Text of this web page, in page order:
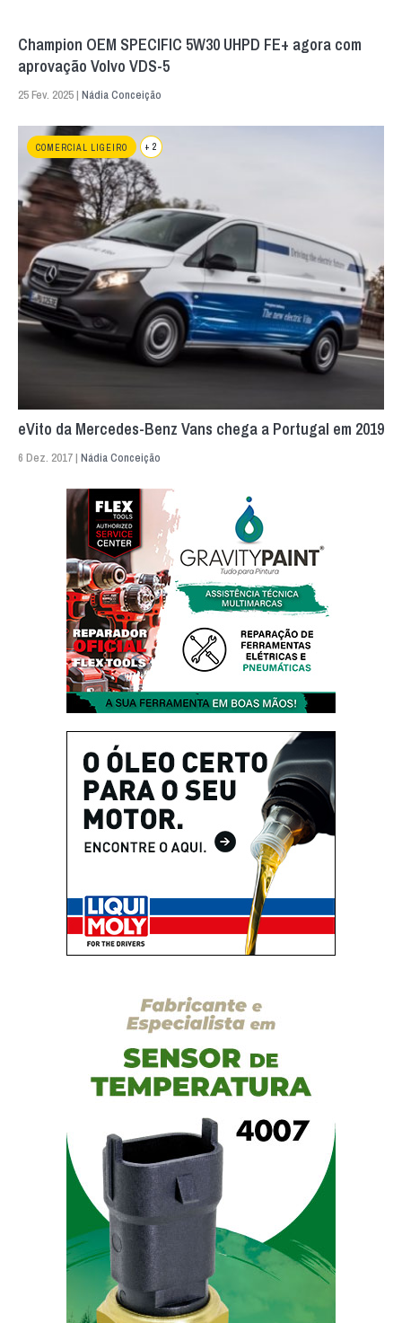
Champion OEM SPECIFIC 5W30 UHPD FE+ agora com
aprovação Volvo VDS-5
25 Fev. 2025 | Nádia Conceição
COMERCIAL LIGEIRO + 2
eVito da Mercedes-Benz Vans chega a Portugal em 2019
6 Dez. 2017 | Nádia Conceição